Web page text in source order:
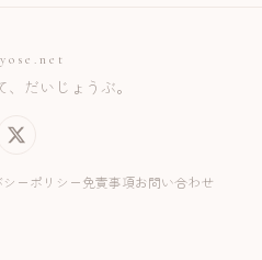
だいじょうぶ。
シーポリシー免責事項お問い合わせ